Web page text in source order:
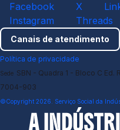
Facebook
X
Instagram
Threads
Canais de atendimento
Política de privacidade
Sede SBN - Quadra 1 - Bloco C Ed.
7004-903
©Copyright 2026. Serviço Social da